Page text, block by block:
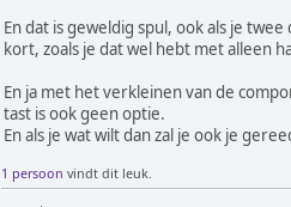
En dat is geweldig spul, ook als je
kort, zoals je dat wel hebt met alleen
En ja met het verkleinen van de
tast is ook geen optie.
En als je wat wilt dan zal je ook je
1 persoon vindt dit leuk.